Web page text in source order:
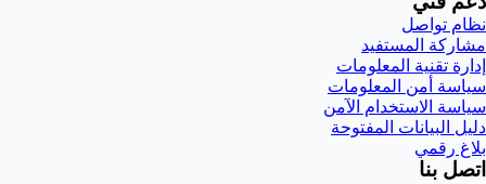
نظام تواصل
مشاركة المستفيد
إدارة تقنية المعلومات
سياسة أمن المعلومات
سياسة الاستخدام الآمن
دليل البيانات المفتوحة
بلاغ رقمي
اتصل بنا